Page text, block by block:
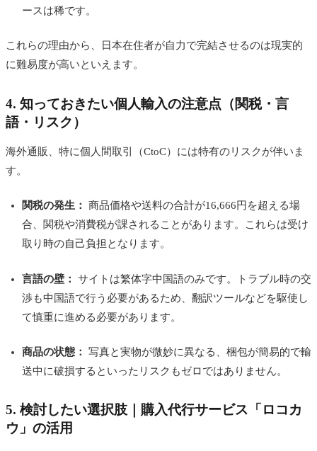
ースは稀です。
これらの理由から、日本在住者が自力で完結させるのは現実的
に難易度が高いといえます。
4. 知っておきたい個人輸入の注意点（関税・言
語・リスク）
海外通販、特に個人間取引（CtoC）には特有のリスクが伴いま
す。
関税の発生：
商品価格や送料の合計が16,666円を超える場
合、関税や消費税が課されることがあります。これらは受け
取り時の自己負担となります。
言語の壁：
サイトは繁体字中国語のみです。トラブル時の交
渉も中国語で行う必要があるため、翻訳ツールなどを駆使し
て慎重に進める必要があります。
商品の状態：
写真と実物が微妙に異なる、梱包が簡易的で輸
送中に破損するといったリスクもゼロではありません。
5. 検討したい選択肢｜購入代行サービス「ロコカ
ウ」の活用